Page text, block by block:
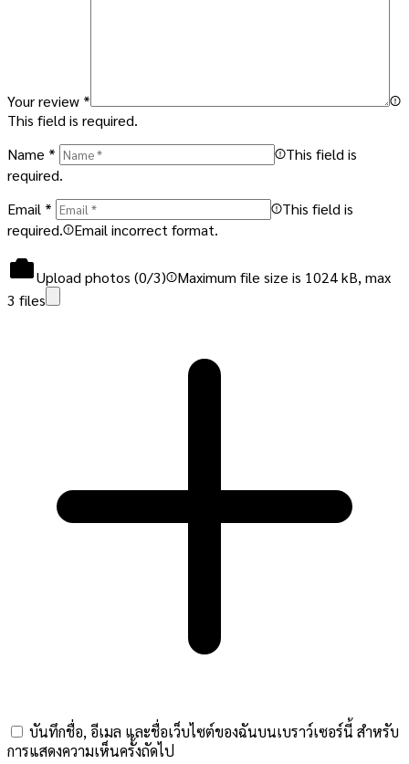
Your review *
This field is required.
Name *
This field is
required.
Email *
This field is
required.
Email incorrect format.
Upload photos (0/3)
Maximum file size is 1024 kB, max
3 files
บันทึกชื่อ, อีเมล และชื่อเว็บไซต์ของฉันบนเบราว์เซอร์นี้ สำหรับ
การแสดงความเห็นครั้งถัดไป